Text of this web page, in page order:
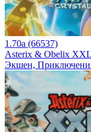
1.70a (66537)
Asterix & Obelix
Экшен,